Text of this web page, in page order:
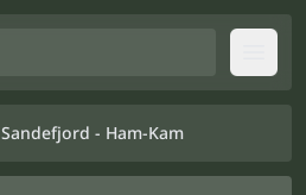
Sandefjord - Ham-Kam